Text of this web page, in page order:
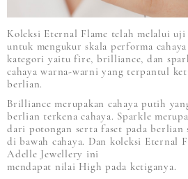
Koleksi Eternal Flame telah melalui
untuk mengukur skala performa
kategori yaitu fire, brilliance, dan
cahaya warna-warni yang terpantul
berlian.
Brilliance merupakan cahaya putih
berlian terkena cahaya. Sparkle
dari potongan serta faset pada berlian
di bawah cahaya. Dan koleksi Eternal
Adelle Jewellery ini
mendapat nilai High pada ketiganya.